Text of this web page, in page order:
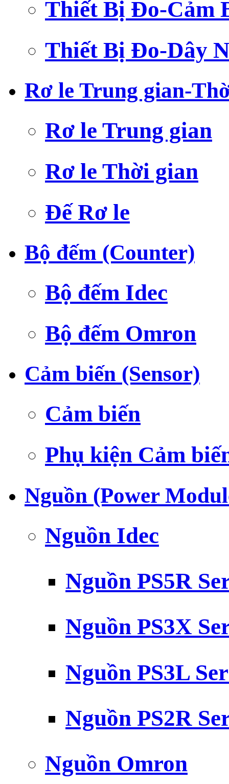
Thiết Bị Đo-Cảm
Thiết Bị Đo-Dây
Rơ le Trung gian-
Rơ le Trung gian
Rơ le Thời gian
Đế Rơ le
Bộ đếm (Counter)
Bộ đếm Idec
Bộ đếm Omron
Cảm biến (Sensor)
Cảm biến
Phụ kiện Cảm
Nguồn (Power
Nguồn Idec
Nguồn PS5R
Nguồn PS3X
Nguồn PS3L
Nguồn PS2R
Nguồn Omron